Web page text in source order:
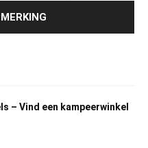
– Vind een kampeerwinkel